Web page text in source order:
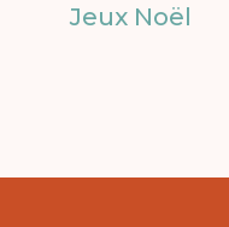
Jeux Noël